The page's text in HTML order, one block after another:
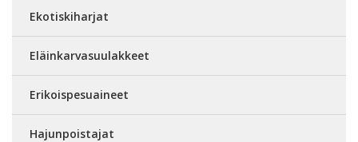
Ekotiskiharjat
Eläinkarvasuulakkeet
Erikoispesuaineet
Hajunpoistajat